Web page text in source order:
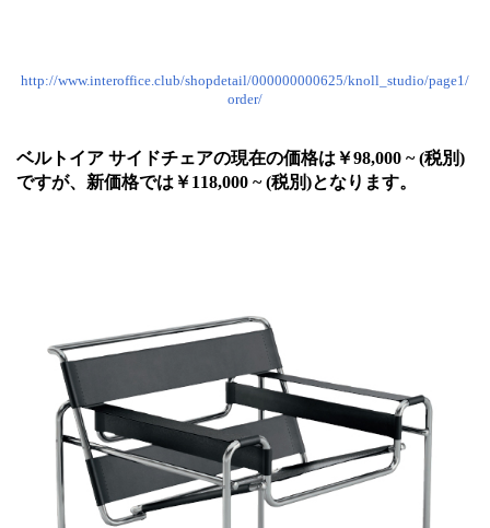
http://www.interoffice.club/shopdetail/000000000625/knoll_studio/page1/
order/
ベルトイア サイドチェアの現在の価格は￥98,000 ~ (税別)
ですが、新価格では￥118,000 ~ (税別)となります。